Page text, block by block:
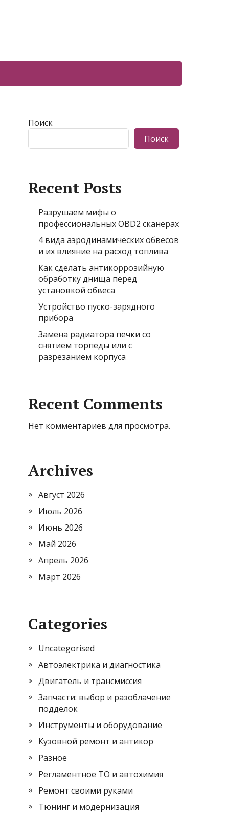
Поиск
Поиск
Recent Posts
Разрушаем мифы о
профессиональных OBD2 сканерах
4 вида аэродинамических обвесов
и их влияние на расход топлива
Как сделать антикоррозийную
обработку днища перед
установкой обвеса
Устройство пуско-зарядного
прибора
Замена радиатора печки со
снятием торпеды или с
разрезанием корпуса
Recent Comments
Нет комментариев для просмотра.
Archives
Август 2026
Июль 2026
Июнь 2026
Май 2026
Апрель 2026
Март 2026
Categories
Uncategorised
Автоэлектрика и диагностика
Двигатель и трансмиссия
Запчасти: выбор и разоблачение
подделок
Инструменты и оборудование
Кузовной ремонт и антикор
Разное
Регламентное ТО и автохимия
Ремонт своими руками
Тюнинг и модернизация